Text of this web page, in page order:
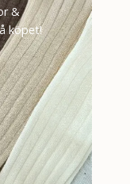
&
köpet!